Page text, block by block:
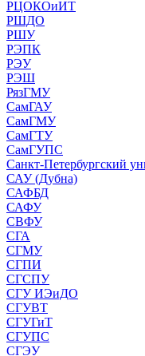
РЦОКОиИТ
РШДО
РШУ
РЭПК
РЭУ
РЭШ
РязГМУ
СамГАУ
СамГМУ
СамГТУ
СамГУПС
Санкт-Петербургский
САУ (Дубна)
САФБД
САФУ
СВФУ
СГА
СГМУ
СГПИ
СГСПУ
СГУ ИЭиДО
СГУВТ
СГУГиТ
СГУПС
СГЭУ